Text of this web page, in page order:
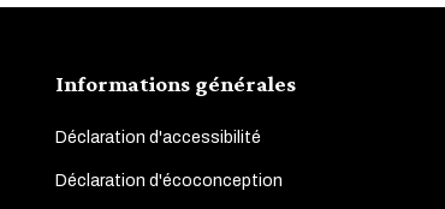
Informations générales
Déclaration d'accessibilité
Déclaration d'écoconception